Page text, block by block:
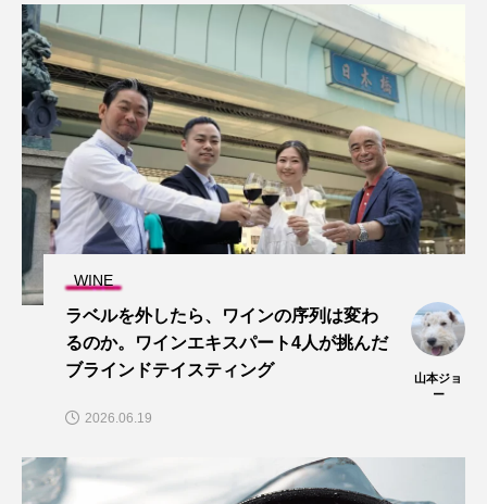
WINE
ラベルを外したら、ワインの序列は変わ
るのか。ワインエキスパート4人が挑んだ
ブラインドテイスティング
山本ジョ
ー
2026.06.19